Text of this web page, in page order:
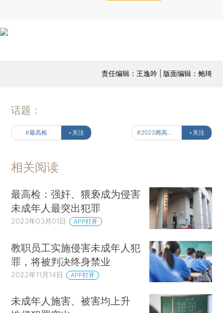
责任编辑：王逸吟 | 版面编辑：鲍琦
话题：
#最高检 +关注 #2023两高报告 +关注
相关阅读
最高检：强奸、猥亵成为侵害
未成年人最突出犯罪
2023年03月01日 APP打开
教职员工实施侵害未成年人犯
罪，将被判决终身禁业
2022年11月14日 APP打开
未成年人施害、被害均上升